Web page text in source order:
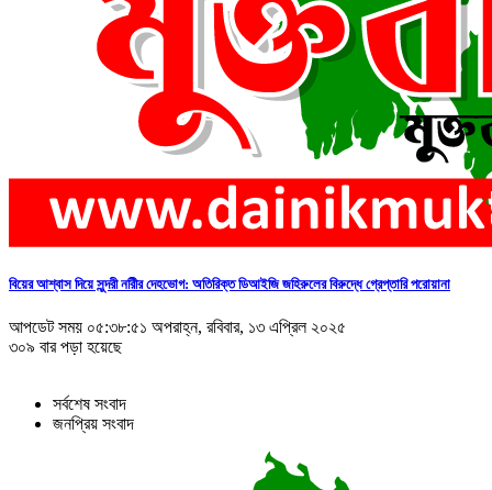
বিয়ের আশ্বাস দিয়ে সুন্দরী নরিীর দেহভোগ: অতিরিক্ত ডিআইজি জহিরুলের বিরুদ্ধে গ্রেপ্তারি পরোয়ানা
আপডেট সময় ০৫:৩৮:৫১ অপরাহ্ন, রবিবার, ১৩ এপ্রিল ২০২৫
৩০৯ বার পড়া হয়েছে
সর্বশেষ সংবাদ
জনপ্রিয় সংবাদ